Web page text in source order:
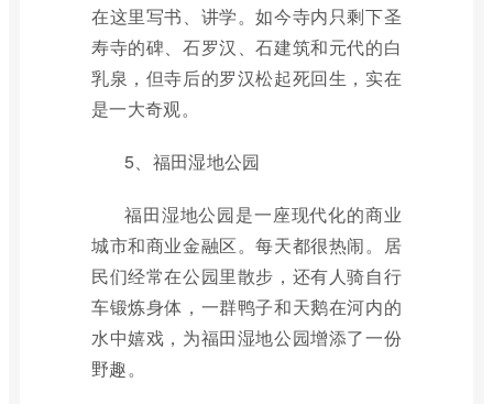
在这里写书、讲学。如今寺内只剩下圣
寿寺的碑、石罗汉、石建筑和元代的白
乳泉，但寺后的罗汉松起死回生，实在
是一大奇观。
5、福田湿地公园
福田湿地公园是一座现代化的商业
城市和商业金融区。每天都很热闹。居
民们经常在公园里散步，还有人骑自行
车锻炼身体，一群鸭子和天鹅在河内的
水中嬉戏，为福田湿地公园增添了一份
野趣。